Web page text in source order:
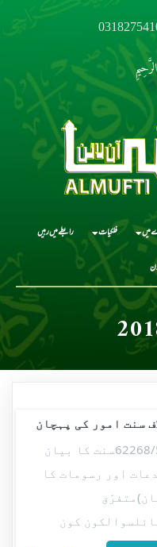
میں فلکیات رابطے میں رہیں
سنت امور کی پہچان
62268/57سنت کا بیان
اور رسومات کا
کون